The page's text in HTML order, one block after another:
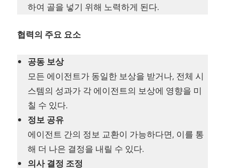
하여 골을 넣기 위해 노력하게 된다.
협력의 주요 요소
공동 보상
모든 에이전트가 동일한 보상을 받거나, 전체 시
스템의 성과가 각 에이전트의 보상에 영향을 미
칠 수 있다.
정보 공유
에이전트 간의 정보 교환이 가능하다면, 이를 통
해 더 나은 결정을 내릴 수 있다.
의사 결정 조정